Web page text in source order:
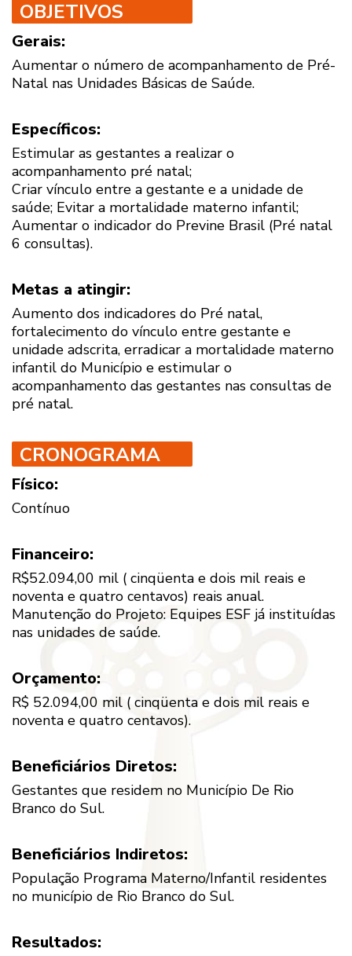
OBJETIVOS
Gerais:
Aumentar o número de acompanhamento de Pré-
Natal nas Unidades Básicas de Saúde.
Específicos:
Estimular as gestantes a realizar o
acompanhamento pré natal;
Criar vínculo entre a gestante e a unidade de
saúde; Evitar a mortalidade materno infantil;
Aumentar o indicador do Previne Brasil (Pré natal
6 consultas).
Metas a atingir:
Aumento dos indicadores do Pré natal,
fortalecimento do vínculo entre gestante e
unidade adscrita, erradicar a mortalidade materno
infantil do Município e estimular o
acompanhamento das gestantes nas consultas de
pré natal.
CRONOGRAMA
Físico:
Contínuo
Financeiro:
R$52.094,00 mil ( cinqüenta e dois mil reais e
noventa e quatro centavos) reais anual.
Manutenção do Projeto: Equipes ESF já instituídas
nas unidades de saúde.
Orçamento:
R$ 52.094,00 mil ( cinqüenta e dois mil reais e
noventa e quatro centavos).
Beneficiários Diretos:
Gestantes que residem no Município De Rio
Branco do Sul.
Beneficiários Indiretos:
População Programa Materno/Infantil residentes
no município de Rio Branco do Sul.
Resultados: